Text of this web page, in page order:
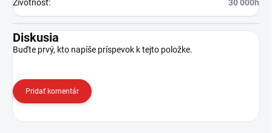
Životnosť: 30 000h
Diskusia
Buďte prvý, kto napíše príspevok k tejto položke.
Pridať komentár